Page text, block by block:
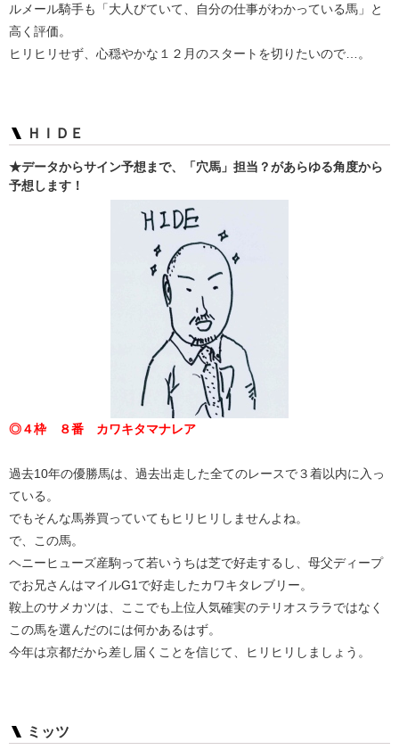
ルメール騎手も「大人びていて、自分の仕事がわかっている馬」と
高く評価。
ヒリヒリせず、心穏やかな１２月のスタートを切りたいので…。
ＨＩＤＥ
★データからサイン予想まで、「穴馬」担当？があらゆる角度から
予想します！
◎４枠 ８番 カワキタマナレア
過去10年の優勝馬は、過去出走した全てのレースで３着以内に入っ
ている。
でもそんな馬券買っていてもヒリヒリしませんよね。
で、この馬。
ヘニーヒューズ産駒って若いうちは芝で好走するし、母父ディープ
でお兄さんはマイルG1で好走したカワキタレブリー。
鞍上のサメカツは、ここでも上位人気確実のテリオスララではなく
この馬を選んだのには何かあるはず。
今年は京都だから差し届くことを信じて、ヒリヒリしましょう。
ミッツ